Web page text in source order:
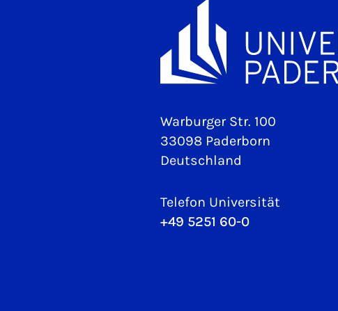
Warburger Str. 100
33098 Paderborn
Deutschland
Telefon Universität
+49 5251 60-0